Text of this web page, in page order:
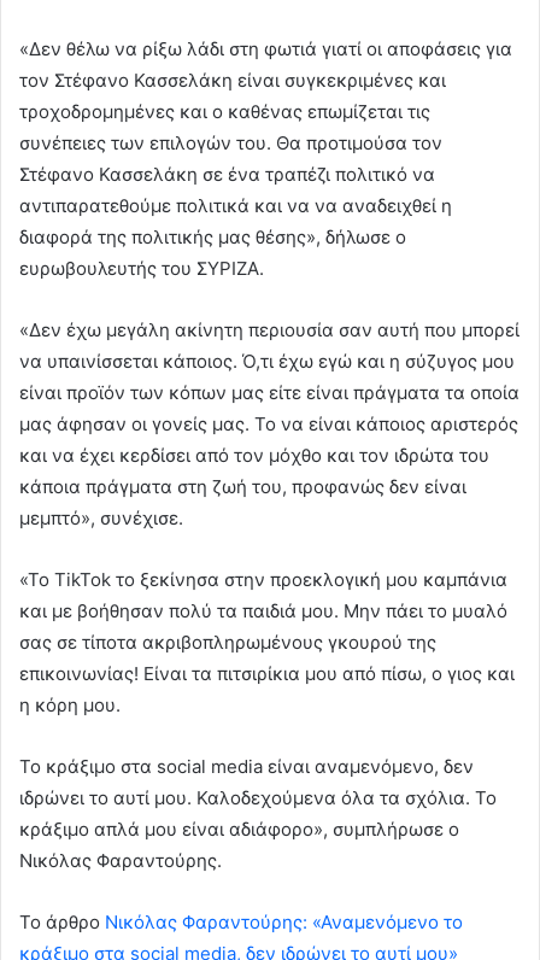
«Δεν θέλω να ρίξω λάδι στη φωτιά γιατί οι αποφάσεις για
τον Στέφανο Κασσελάκη είναι συγκεκριμένες και
τροχοδρομημένες και ο καθένας επωμίζεται τις
συνέπειες των επιλογών του. Θα προτιμούσα τον
Στέφανο Κασσελάκη σε ένα τραπέζι πολιτικό να
αντιπαρατεθούμε πολιτικά και να να αναδειχθεί η
διαφορά της πολιτικής μας θέσης», δήλωσε ο
ευρωβουλευτής του ΣΥΡΙΖΑ.
«Δεν έχω μεγάλη ακίνητη περιουσία σαν αυτή που μπορεί
να υπαινίσσεται κάποιος. Ό,τι έχω εγώ και η σύζυγος μου
είναι προϊόν των κόπων μας είτε είναι πράγματα τα οποία
μας άφησαν οι γονείς μας. Το να είναι κάποιος αριστερός
και να έχει κερδίσει από τον μόχθο και τον ιδρώτα του
κάποια πράγματα στη ζωή του, προφανώς δεν είναι
μεμπτό», συνέχισε.
«Το TikTok το ξεκίνησα στην προεκλογική μου καμπάνια
και με βοήθησαν πολύ τα παιδιά μου. Μην πάει το μυαλό
σας σε τίποτα ακριβοπληρωμένους γκουρού της
επικοινωνίας! Είναι τα πιτσιρίκια μου από πίσω, ο γιος και
η κόρη μου.
Το κράξιμο στα social media είναι αναμενόμενο, δεν
ιδρώνει το αυτί μου. Καλοδεχούμενα όλα τα σχόλια. Το
κράξιμο απλά μου είναι αδιάφορο», συμπλήρωσε ο
Νικόλας Φαραντούρης.
To άρθρο Νικόλας Φαραντούρης: «Αναμενόμενο το
κράξιμο στα social media, δεν ιδρώνει το αυτί μου»